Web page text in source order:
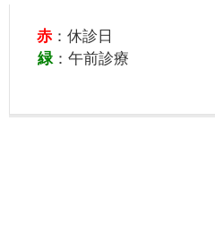
赤 ：休診日
緑：午前診療